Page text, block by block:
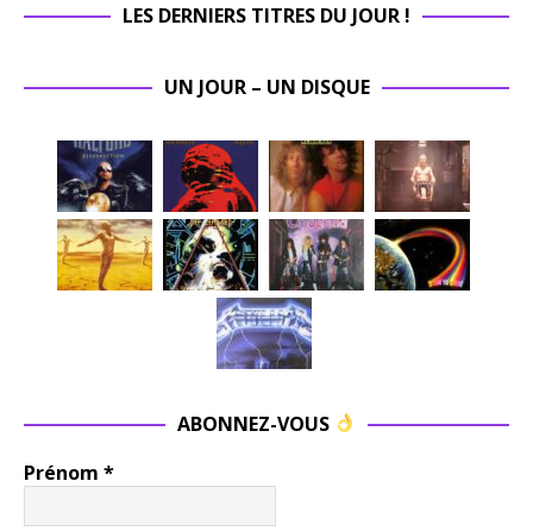
LES DERNIERS TITRES DU JOUR !
UN JOUR – UN DISQUE
ABONNEZ-VOUS
Prénom *